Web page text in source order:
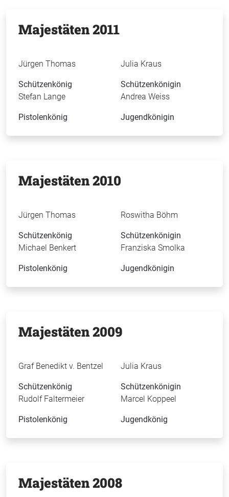
Majestäten 2011
Jürgen Thomas
Schützenkönig
Julia Kraus
Schützenkönigin
Stefan Lange
Pistolenkönig
Andrea Weiss
Jugendkönigin
Majestäten 2010
Jürgen Thomas
Schützenkönig
Roswitha Böhm
Schützenkönigin
Michael Benkert
Pistolenkönig
Franziska Smolka
Jugendkönigin
Majestäten 2009
Graf Benedikt v. Bentzel
Schützenkönig
Julia Kraus
Schützenkönigin
Rudolf Faltermeier
Pistolenkönig
Marcel Koppeel
Jugendkönig
Majestäten 2008